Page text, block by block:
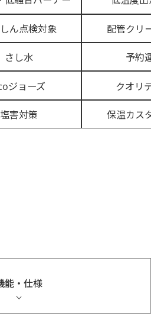
ん点検対象 配管クリ
さし水 予約
ジョーズ クオリ
塩害対策 保温カス
能・仕様